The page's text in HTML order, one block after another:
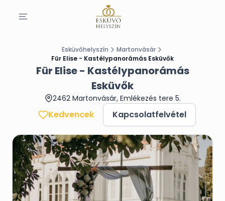
Esküvőhelyszín
Martonvásár
Für Elise - Kastélypanorámás Esküvők
Für Elise - Kastélypanorámás
Esküvők
2462 Martonvásár, Emlékezés tere 5.
Kedvencek Kapcsolatfelvétel